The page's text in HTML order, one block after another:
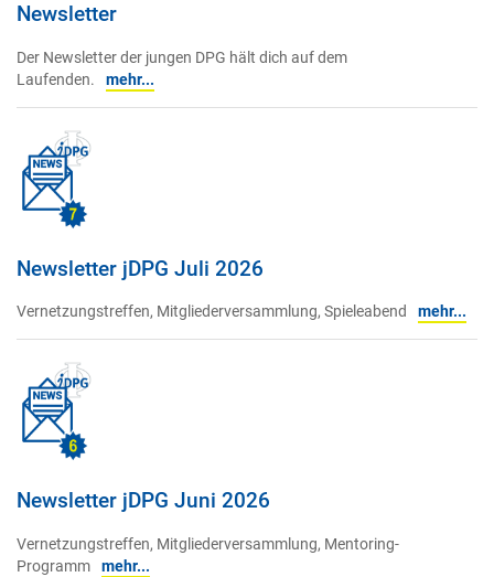
Newsletter
Der Newsletter der jungen DPG hält dich auf dem
Laufenden.
mehr...
Newsletter jDPG Juli 2026
Vernetzungstreffen, Mitgliederversammlung, Spieleabend mehr...
Newsletter jDPG Juni 2026
Vernetzungstreffen, Mitgliederversammlung, Mentoring-
Programm mehr...